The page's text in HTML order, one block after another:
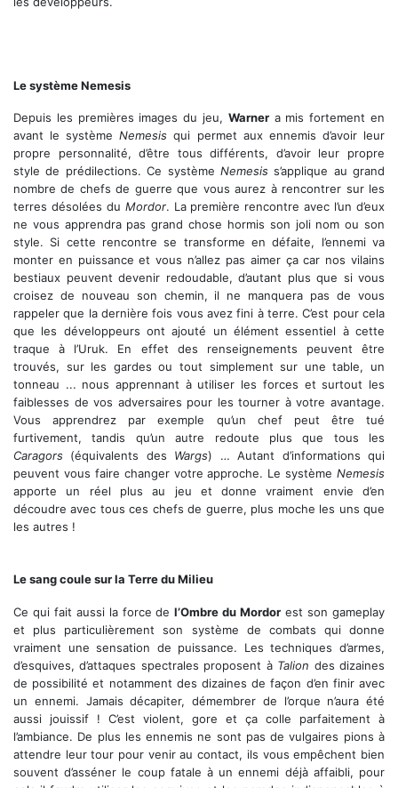
Le système Nemesis
Depuis les premières images du jeu, Warnera mis fortement en
avant le systèmeNemesisqui permet aux ennemis d’avoir leur
propre personnalité, d’être tous différents, d’avoir leur propre
style de prédilections. Ce système Nemesiss’applique au grand
nombre de chefs de guerre que vous aurez à rencontrer sur les
terres désolées du Mordor. La première rencontre avec l’un d’eux
ne vous apprendra pas grand chose hormis son joli nom ou son
style. Si cette rencontre se transforme en défaite, l’ennemi va
monter en puissance et vous n’allez pas aimer ça car nos vilains
bestiaux peuvent devenir redoudable, d’autant plus que si vous
croisez de nouveau son chemin, il ne manquera pas de vous
rappeler que la dernière fois vous avez fini à terre. C’est pour cela
que les développeurs ont ajouté un élément essentiel à cette
traque à l’Uruk. En effet des renseignements peuvent être
trouvés, sur les gardes ou tout simplement sur une table, un
tonneau ... nous apprennant à utiliser les forces et surtout les
faiblesses de vos adversaires pour les tourner à votre avantage.
Vous apprendrez par exemple qu’un chef peut être tué
furtivement, tandis qu’un autre redoute plus que tous les
Caragors (équivalents des Wargs) … Autant d’informations qui
peuvent vous faire changer votre approche. Le système Nemesis
apporte un réel plus au jeu et donne vraiment envie d’en
découdre avec tous ces chefs de guerre, plus moche les uns que
les autres !
Le sang coule sur la Terre du Milieu
Ce qui fait aussi la force del’Ombre du Mordor est son gameplay
et plus particulièrement son système de combats qui donne
vraiment une sensation de puissance. Les techniques d’armes,
d’esquives, d’attaques spectrales proposent à Talion des dizaines
de possibilité et notamment des dizaines de façon d’en finir avec
un ennemi. Jamais décapiter, démembrer de l’orque n’aura été
aussi jouissif ! C’est violent, gore et ça colle parfaitement à
l’ambiance. De plus les ennemis ne sont pas de vulgaires pions à
attendre leur tour pour venir au contact, ils vous empêchent bien
souvent d’asséner le coup fatale à un ennemi déjà affaibli, pour